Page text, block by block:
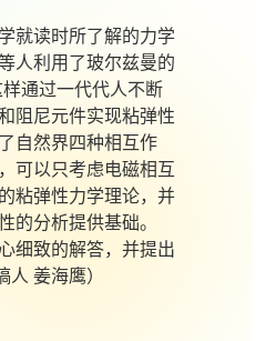
就读时所了解的力学
人利用了玻尔兹曼的
通过一代代人不断
阻尼元件实现粘弹性
自然界四种相互作
可以只考虑电磁相互
粘弹性力学理论，并
的分析提供基础。
细致的解答，并提出
人 姜海鹰）